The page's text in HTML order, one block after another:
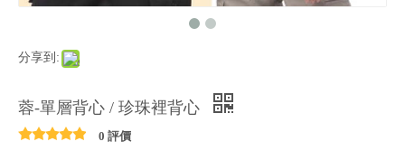
分享到:
蓉-單層背心 / 珍珠裡背心
0 評價